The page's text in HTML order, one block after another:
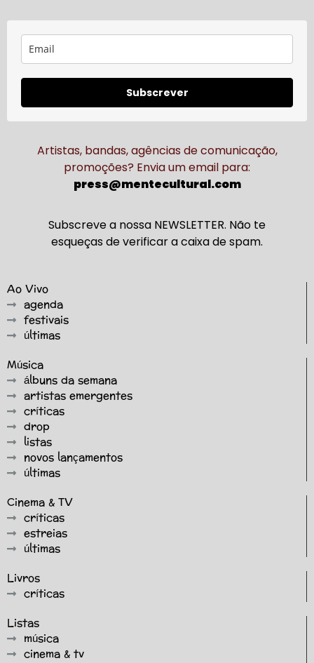
Subscrever
Artistas, bandas, agências de comunicação,
promoções? Envia um email para:
press@mentecultural.com
Subscreve a nossa NEWSLETTER. Não te
esqueças de verificar a caixa de spam.
Ao Vivo
agenda
festivais
últimas
Música
álbuns da semana
artistas emergentes
críticas
drop
listas
novos lançamentos
últimas
Cinema & TV
críticas
estreias
últimas
Livros
críticas
Listas
música
cinema & tv